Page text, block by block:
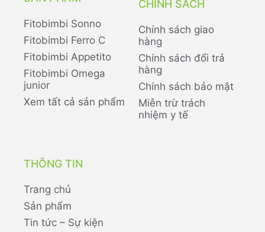
Fitobimbi Sonno
Fitobimbi Ferro C
Fitobimbi Appetito
Fitobimbi Omega
junior
Xem tất cả sản phẩm
CHÍNH SÁCH
Chính sách giao
hàng
Chính sách đổi trả
hàng
Chính sách bảo mật
Miễn trừ trách
nhiệm y tế
THÔNG TIN
Trang chủ
Sản phẩm
Tin tức – Sự kiện